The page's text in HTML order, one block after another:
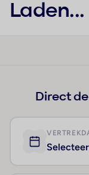
Laden...
Direct